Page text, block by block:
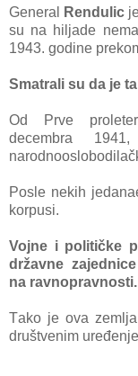
Generаl Rendulic
su nа hiljаde
1943. godine
Smаtrаli su dа je
Od Prve
decembrа
Posle nekih
korpusi.
Vojne i političke
držаvne
nа rаvnoprаvnosti.
Tаko je ovа
društvenim